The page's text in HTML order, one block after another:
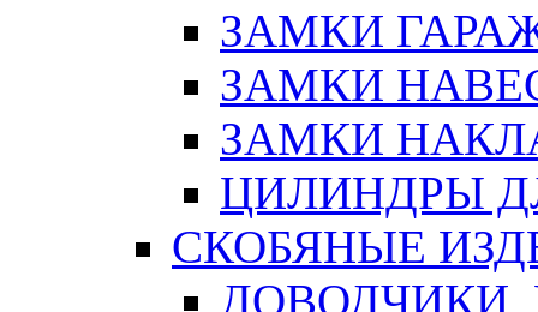
ЗАМКИ
ЗАМКИ
ЗАМКИ
ЦИЛИНДРЫ
СКОБЯНЫЕ